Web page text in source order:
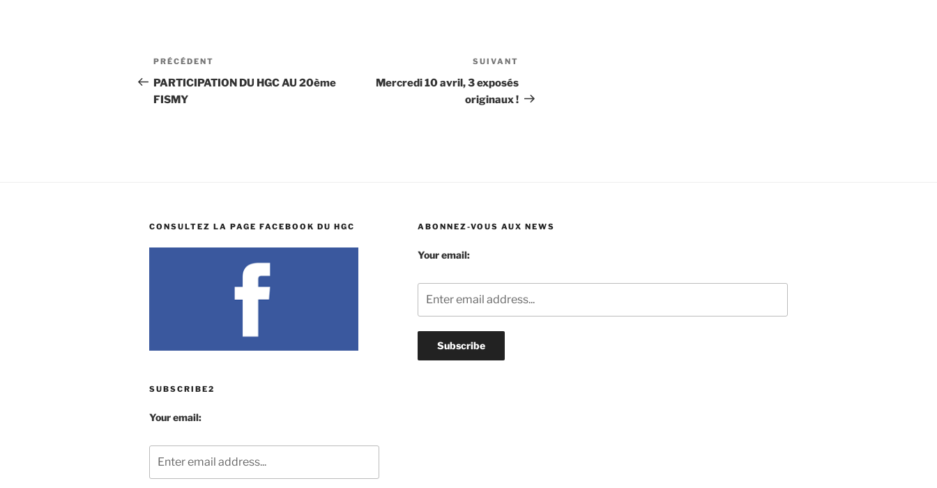
Navigation
de
l’article
Article
précédent
PRÉCÉDENT
PARTICIPATION DU HGC AU 20ème
FISMY
suivant
SUIVANT
Mercredi 10 avril, 3 exposés
originaux !
CONSULTEZ LA PAGE FACEBOOK DU HGC
SUBSCRIBE2
Your email:
ABONNEZ-VOUS AUX NEWS
Your email: